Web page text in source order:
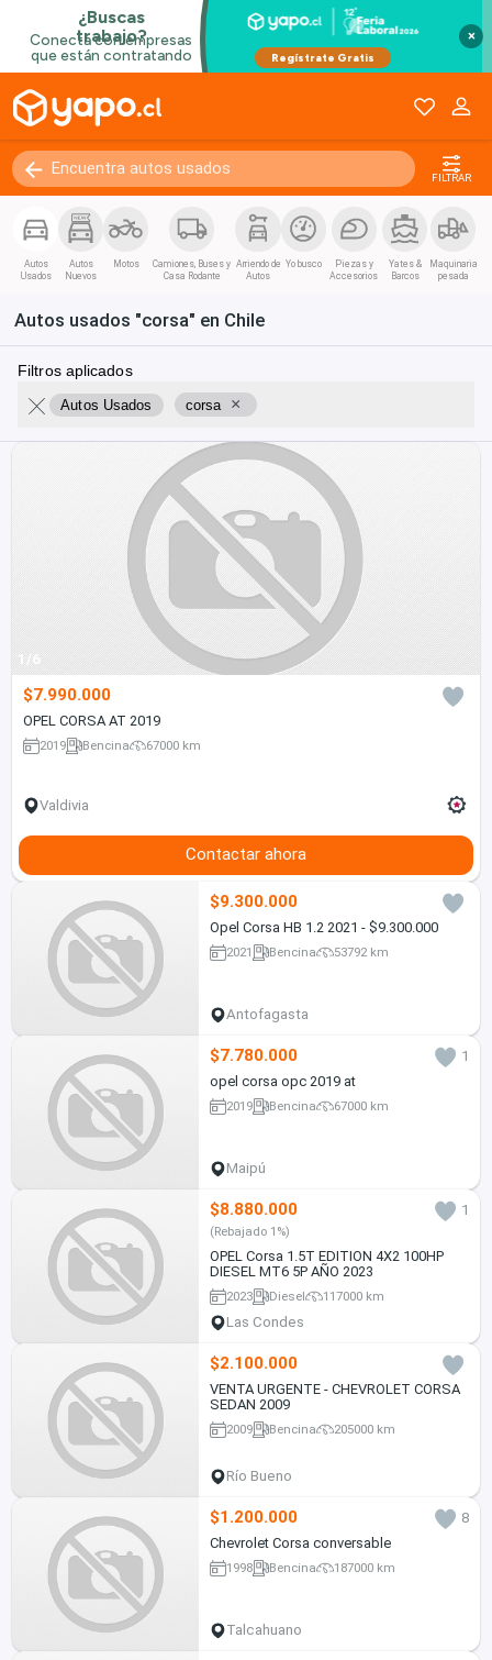
×
FILTRAR
Autos
Usados
Autos
Nuevos
Motos
Camiones, Buses y
Casa Rodante
Arriendo de
Autos
Yo busco
Piezas y
Accesorios
Yates &
Barcos
Maquinaria
pesada
Autos usados "corsa" en Chile
Filtros aplicados
Autos Usados corsa ×
1/6
$7.990.000
OPEL CORSA AT 2019
2019 Bencina 67000 km
Valdivia
Contactar ahora
$9.300.000
Opel Corsa HB 1.2 2021 - $9.300.000
2021 Bencina 53792 km
Antofagasta
$7.780.000
1
opel corsa opc 2019 at
2019 Bencina 67000 km
Maipú
$8.880.000 1
(Rebajado 1%)
OPEL Corsa 1.5T EDITION 4X2 100HP
DIESEL MT6 5P AÑO 2023
2023 Diesel 117000 km
Las Condes
$2.100.000
VENTA URGENTE - CHEVROLET CORSA
SEDAN 2009
2009 Bencina 205000 km
Río Bueno
$1.200.000
8
Chevrolet Corsa conversable
1998 Bencina 187000 km
Talcahuano